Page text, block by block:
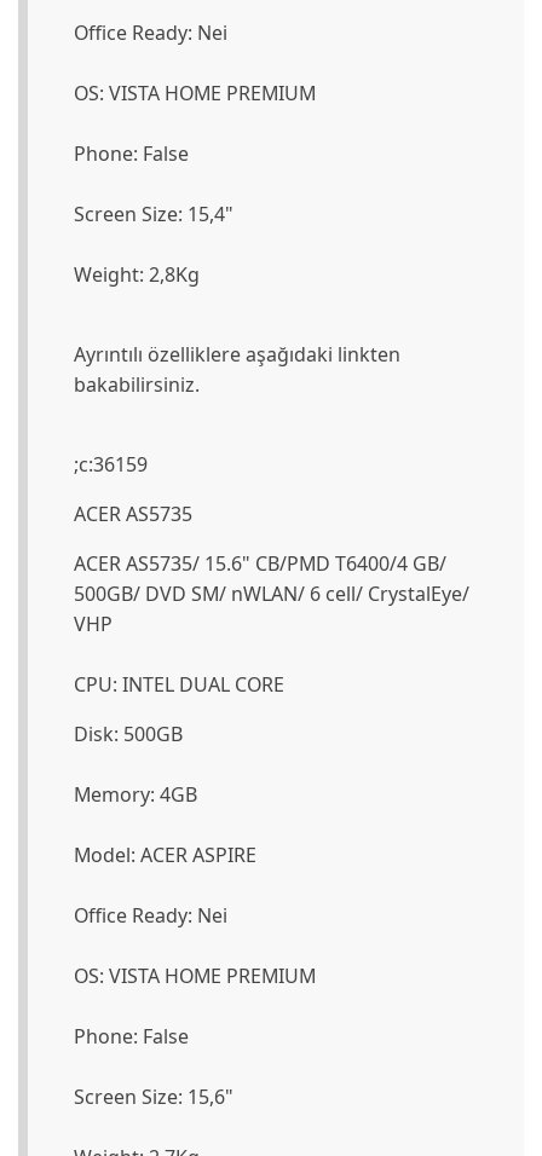
Office Ready: Nei
OS: VISTA HOME PREMIUM
Phone: False
Screen Size: 15,4"
Weight: 2,8Kg
Ayrıntılı özelliklere aşağıdaki linkten
bakabilirsiniz.
;c:36159
ACER AS5735
ACER AS5735/ 15.6" CB/PMD T6400/4 GB/
500GB/ DVD SM/ nWLAN/ 6 cell/ CrystalEye/
VHP
CPU: INTEL DUAL CORE
Disk: 500GB
Memory: 4GB
Model: ACER ASPIRE
Office Ready: Nei
OS: VISTA HOME PREMIUM
Phone: False
Screen Size: 15,6"